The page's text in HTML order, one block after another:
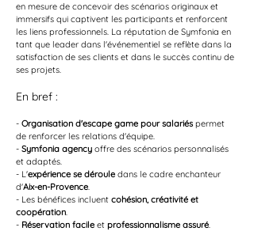
en mesure de concevoir des scénarios originaux et
immersifs qui captivent les participants et renforcent
les liens professionnels. La réputation de Symfonia en
tant que leader dans l'événementiel se reflète dans la
satisfaction de ses clients et dans le succès continu de
ses projets.
En bref :
- Organisation d'escape game pour salariés permet
de renforcer les relations d'équipe.
- Symfonia agency offre des scénarios personnalisés
et adaptés.
- L'expérience se déroule dans le cadre enchanteur
d'Aix-en-Provence.
- Les bénéfices incluent cohésion, créativité et
coopération.
- Réservation facile et professionnalisme assuré.